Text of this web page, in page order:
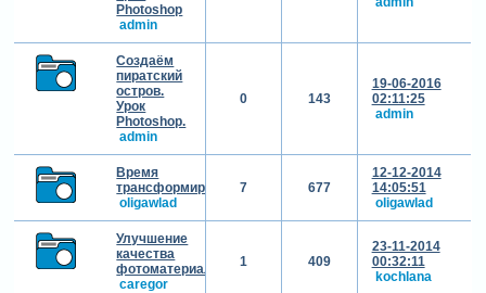
Photoshop
admin
Создаём
пиратский
остров.
Урок
Photoshop.
admin
0 143
19-06-2016
02:11:25
admin
Время
трансформировать
oligawlad
7 677
12-12-2014
14:05:51
oligawlad
Улучшение
качества
фотоматериала
caregor
1 409
23-11-2014
00:32:11
kochlana